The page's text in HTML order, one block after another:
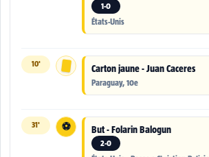
1-0
États-Unis
10' Carton jaune - Juan Caceres
Paraguay, 10e
31' ⚽ But - Folarin Balogun
2-0